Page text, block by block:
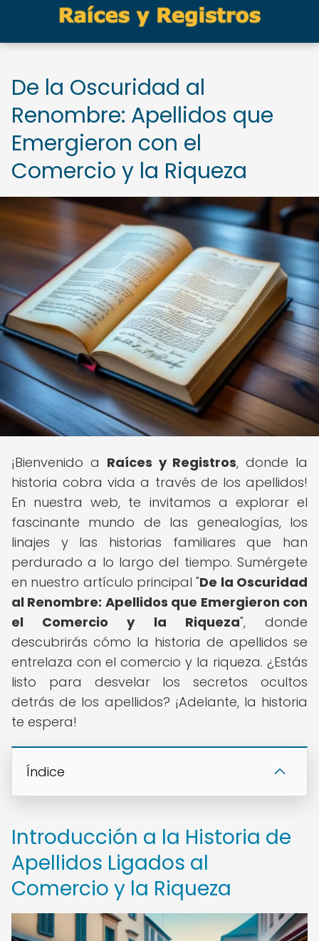
De la Oscuridad al
Renombre: Apellidos que
Emergieron con el
Comercio y la Riqueza
¡Bienvenido a Raíces y Registros, donde la
historia cobra vida a través de los apellidos!
En nuestra web, te invitamos a explorar el
fascinante mundo de las genealogías, los
linajes y las historias familiares que han
perdurado a lo largo del tiempo. Sumérgete
en nuestro artículo principal "De la Oscuridad
al Renombre: Apellidos que Emergieron con
el Comercio y la Riqueza", donde
descubrirás cómo la historia de apellidos se
entrelaza con el comercio y la riqueza. ¿Estás
listo para desvelar los secretos ocultos
detrás de los apellidos? ¡Adelante, la historia
te espera!
Índice
Introducción a la Historia de
Apellidos Ligados al
Comercio y la Riqueza